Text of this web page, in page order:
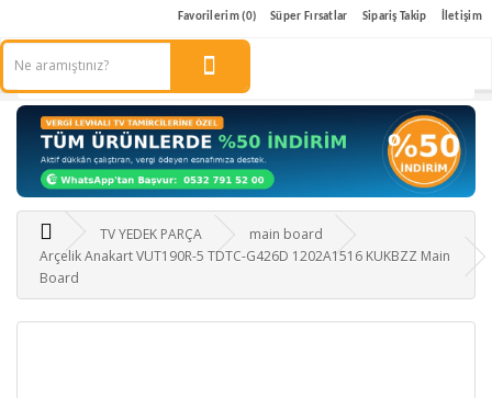
Favorilerim (0) Süper Fırsatlar Sipariş Takip İletişim
TV YEDEK PARÇA
main board
Arçelik Anakart VUT190R-5 TDTC-G426D 1202A1516 KUKBZZ Main
Board